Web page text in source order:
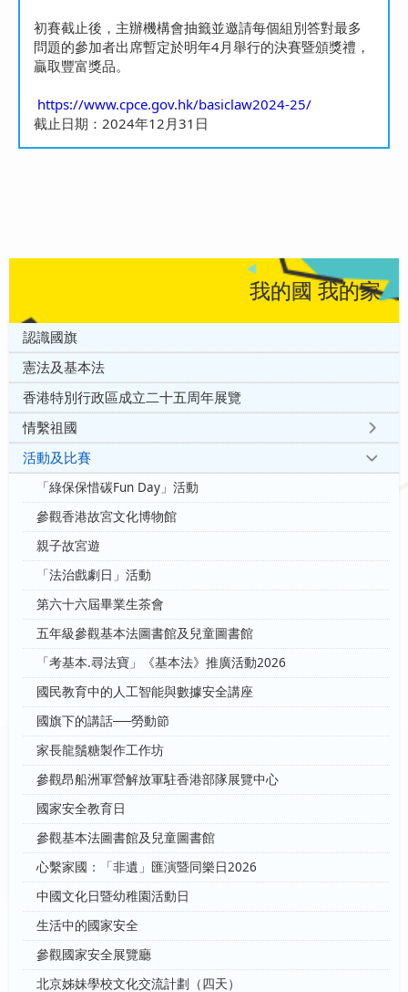
初賽截止後，主辦機構會抽籤並邀請每個組別答對最多
問題的參加者出席暫定於明年4月舉行的決賽暨頒獎禮，
贏取豐富獎品。
https://www.cpce.gov.hk/basiclaw2024-25/
截止日期：2024年12月31日
我的國 我的家
認識國旗
憲法及基本法
香港特別行政區成立二十五周年展覽
情繫祖國
活動及比賽
「綠保保惜碳Fun Day」活動
參觀香港故宮文化博物館
親子故宮遊
「法治戲劇日」活動
第六十六屆畢業生茶會
五年級參觀基本法圖書館及兒童圖書館
「考基本.尋法寶」《基本法》推廣活動2026
國民教育中的人工智能與數據安全講座
國旗下的講話──勞動節
家長龍鬚糖製作工作坊
參觀昂船洲軍營解放軍駐香港部隊展覽中心
國家安全教育日
參觀基本法圖書館及兒童圖書館
心繫家國：「非遺」匯演暨同樂日2026
中國文化日暨幼稚園活動日
生活中的國家安全
參觀國家安全展覽廳
北京姊妹學校文化交流計劃（四天）